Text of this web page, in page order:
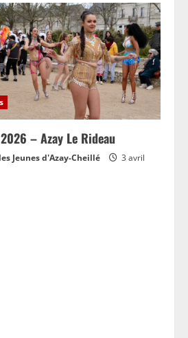
– Azay Le Rideau
Jeunes d'Azay-Cheillé
3 avril